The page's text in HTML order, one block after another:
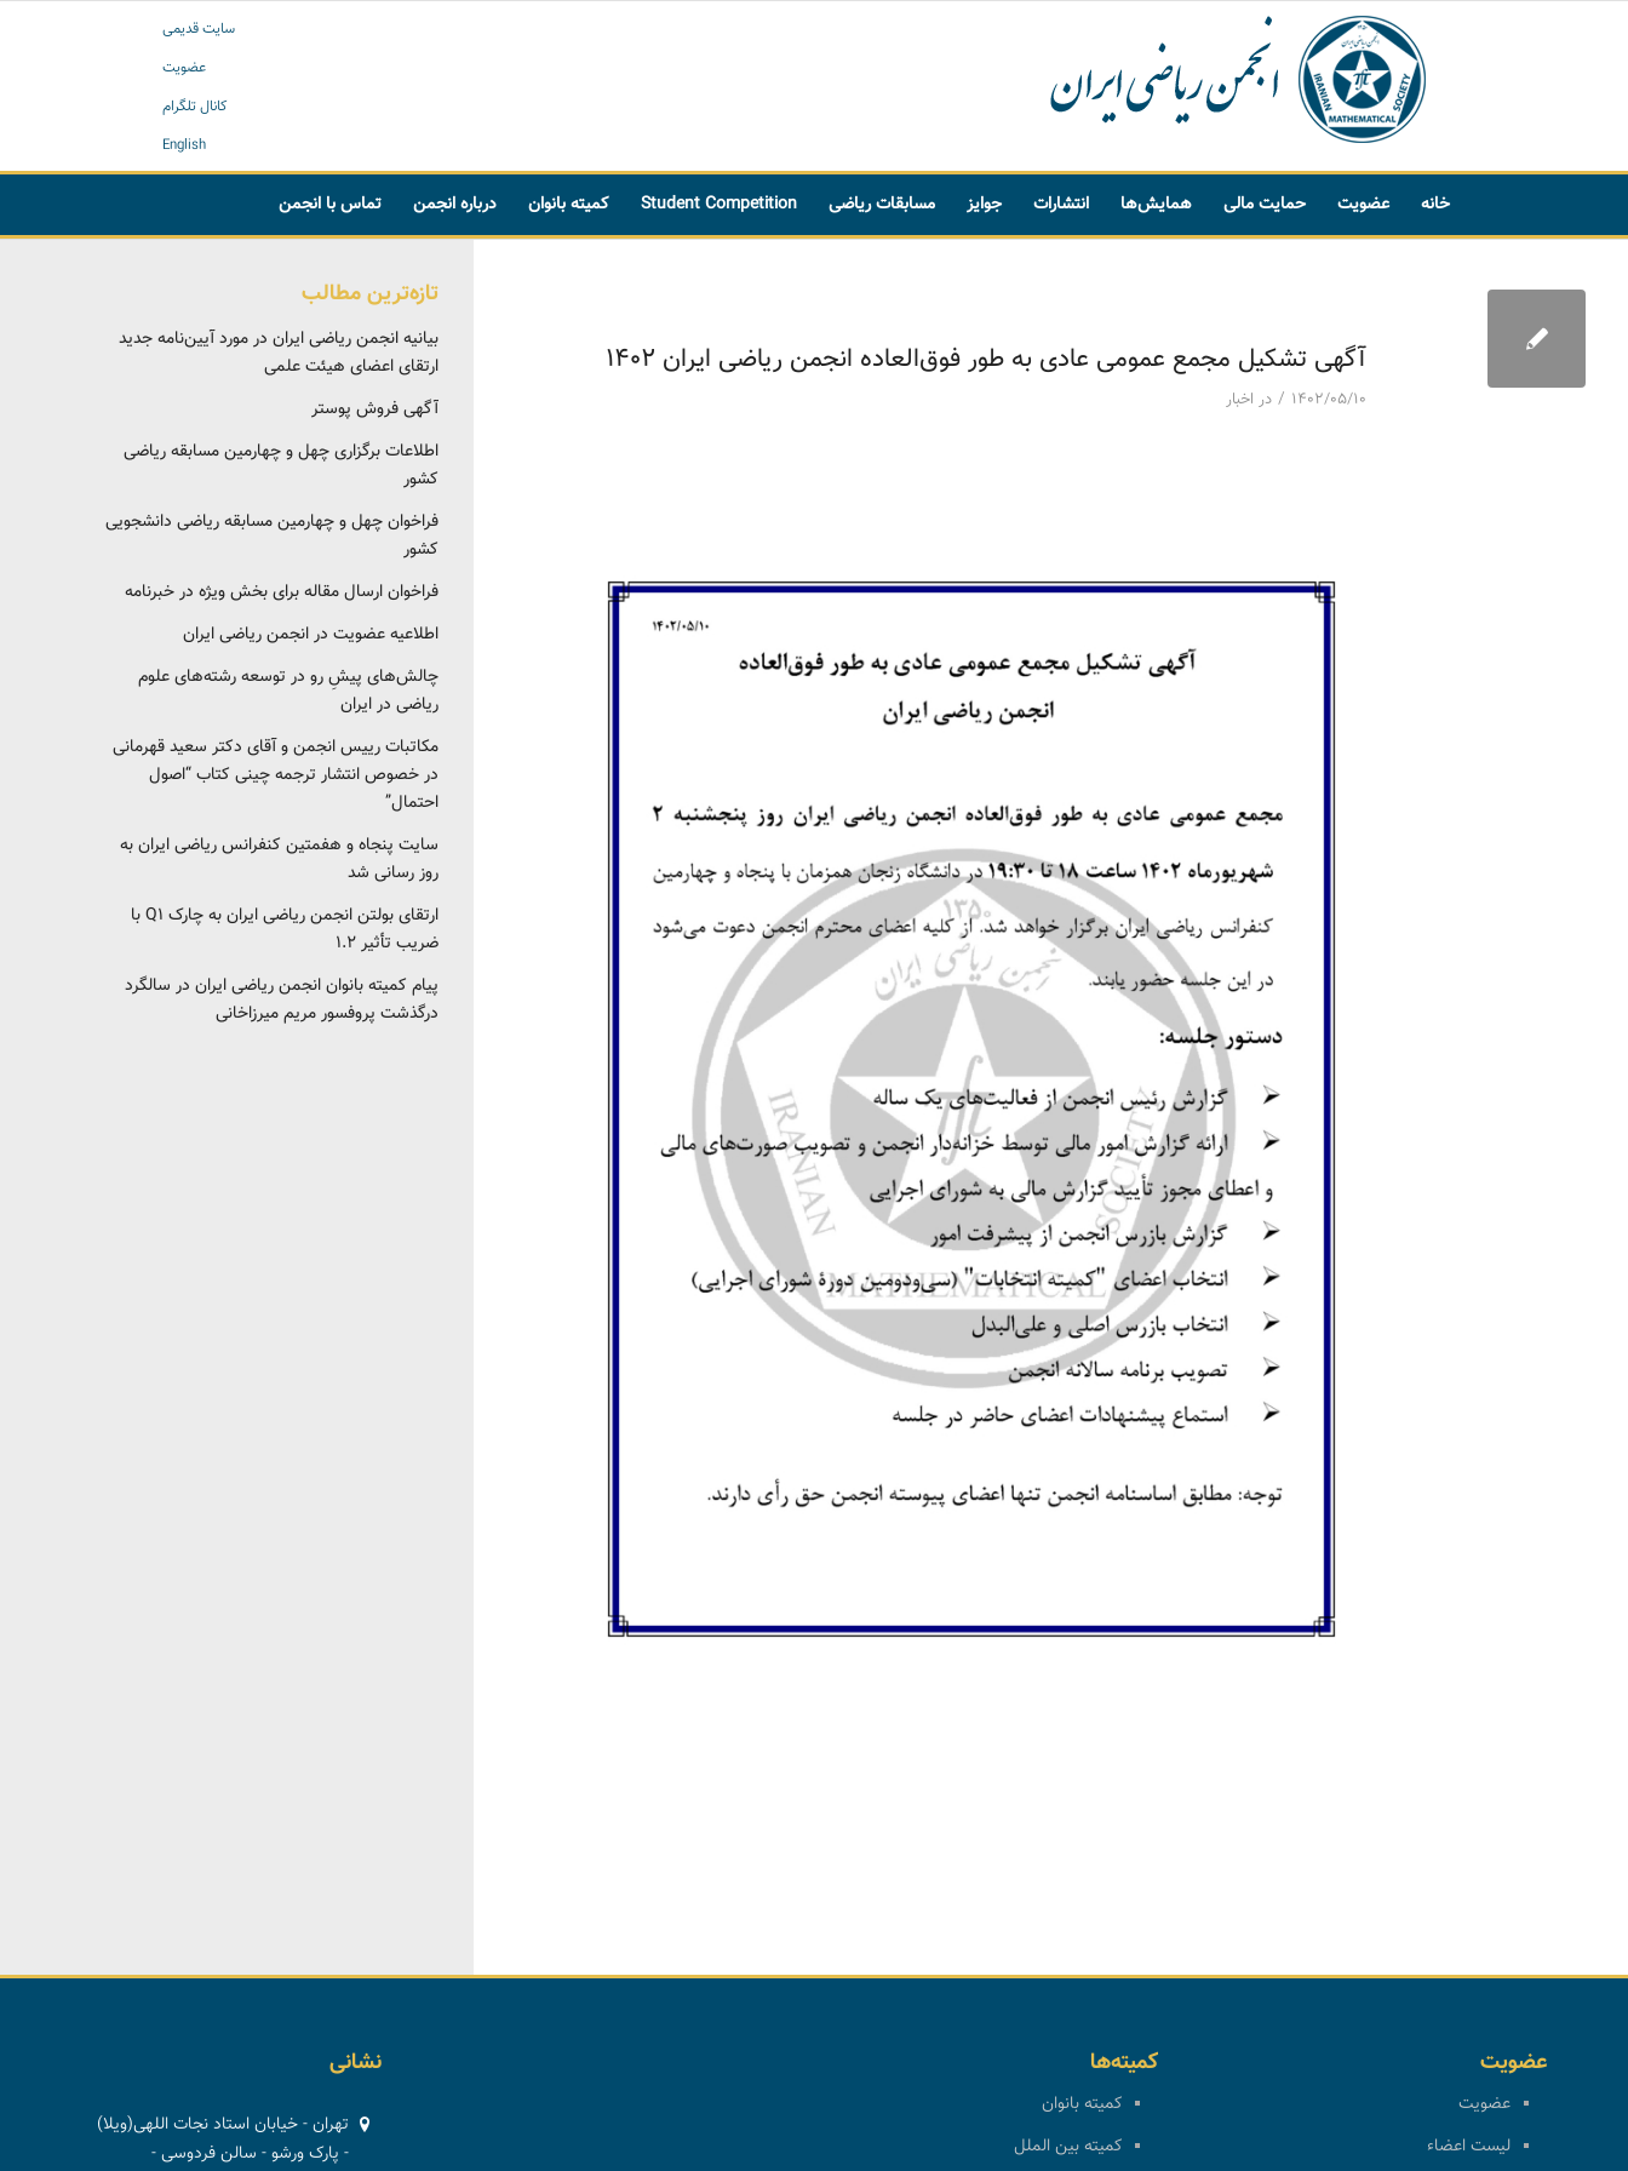
سایت قدیمی
عضویت
کانال تلگرام
English
خانه عضویت حمایت مالی همایش‌ها انتشارات جوایز مسابقات ریاضی Student Competition کمیته بانوان درباره انجمن تماس با انجمن
آگهی تشکیل مجمع عمومی عادی به طور فوق‌العاده انجمن ریاضی ایران 1402
۱۴۰۲/۰۵/۱۰ / در اخبار
تازه‌ترین مطالب
بیانیه انجمن ریاضی ایران در مورد آیین‌نامه جدید
ارتقای اعضای هیئت علمی
آگهی فروش پوستر
اطلاعات برگزاری چهل و چهارمین مسابقه ریاضی
کشور
فراخوان چهل و چهارمین مسابقه ریاضی دانشجویی
کشور‎‎
فراخوان ارسال مقاله برای بخش ویژه در خبرنامه
اطلاعیه عضویت در انجمن ریاضی ایران
چالش‌های پیشِ رو در توسعه رشته‌های علوم
ریاضی در ایران
مکاتبات رییس انجمن و آقای دکتر سعید قهرمانی
در خصوص انتشار ترجمه چینی کتاب “اصول
احتمال”
سایت پنجاه و هفمتین کنفرانس ریاضی ایران به
روز رسانی شد
ارتقای بولتن انجمن ریاضی ایران به چارک Q1 با
ضریب تأثیر ۱.۲
پیام کمیته بانوان انجمن ریاضی ایران در سالگرد
درگذشت پروفسور مریم میرزاخانی
عضویت
عضویت
لیست اعضاء
کمیته‌ها
کمیته بانوان
کمیته بین الملل
نشانی
تهران - خیابان استاد نجات اللهی(ویلا)
- پارک ورشو - سالن فردوسی -